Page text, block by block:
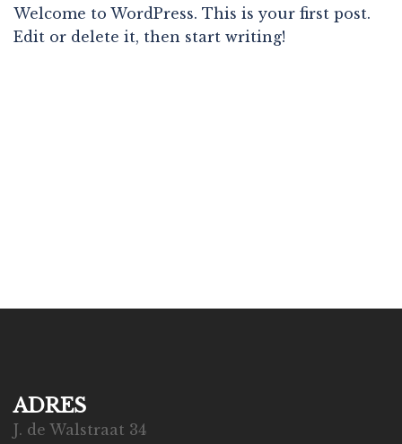
Welcome to WordPress. This is your first post.
Edit or delete it, then start writing!
ADRES
J. de Walstraat 34